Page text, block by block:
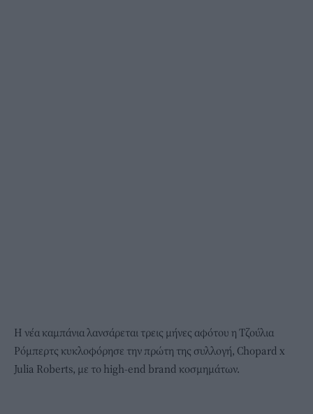
Η νέα καμπάνια λανσάρεται τρεις μήνες αφότου η Τζούλια
Ρόμπερτς κυκλοφόρησε την πρώτη της συλλογή, Chopard x
Julia Roberts, με το high-end brand κοσμημάτων.